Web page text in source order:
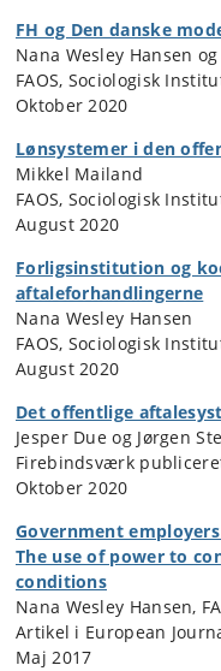
FH og Den danske
Nana Wesley Hansen
FAOS, Sociologisk
Oktober 2020
Lønsystemer i den
Mikkel Mailand
FAOS, Sociologisk
August 2020
Forligsinstitution og
aftaleforhandlingerne
Nana Wesley Hansen
FAOS, Sociologisk
August 2020
Det offentlige
Jesper Due og Jørgen
Firebindsværk
Oktober 2020
Government
The use of power to
conditions
Nana Wesley Hansen,
Artikel i European
Maj 2017